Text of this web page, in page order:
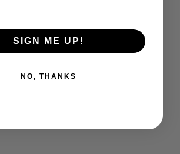
SIGN ME UP!
NO, THANKS